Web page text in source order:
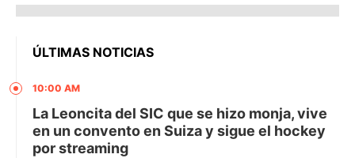
ÚLTIMAS NOTICIAS
10:00 AM
La Leoncita del SIC que se hizo monja, vive
en un convento en Suiza y sigue el hockey
por streaming